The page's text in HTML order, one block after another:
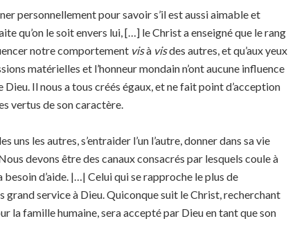
personnellement pour savoir s’il est aussi aimable et
qu’on le soit envers lui, […] le Christ a enseigné que le rang
notre comportement visà visdes autres, et qu’aux yeux
matérielles et l’honneur mondain n’ont aucune influence
Dieu. Il nous a tous créés égaux, et ne fait point d’acception
vertus de son caractère.
uns les autres, s’entraider l’un l’autre, donner dans sa vie
devons être des canaux consacrés par lesquels coule à
d’aide. |…| Celui qui se rapproche le plus de
grand service à Dieu. Quiconque suit le Christ, recherchant
la famille humaine, sera accepté par Dieu en tant que son